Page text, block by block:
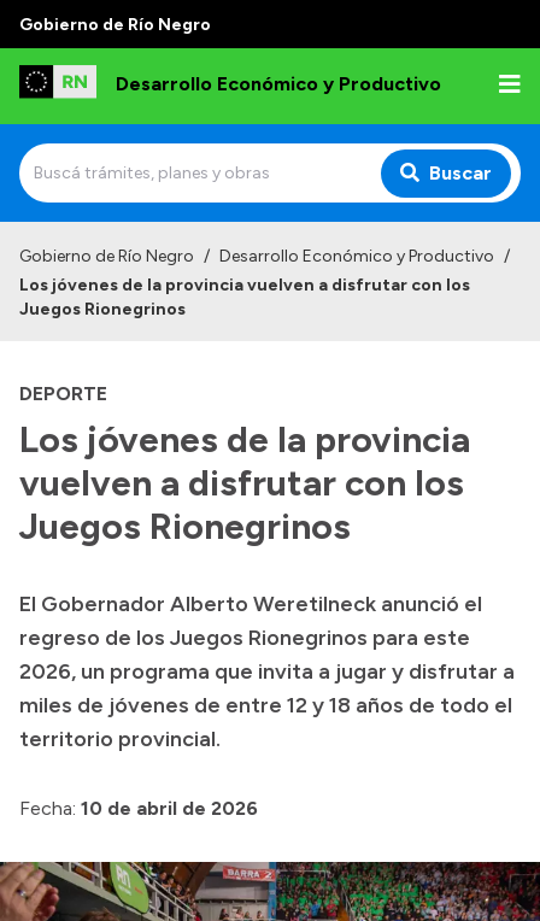
Gobierno de Río Negro
Desarrollo Económico y Productivo
Buscar
Institucional
Autoridades
Delegaciones
Normativa
Presupuesto
Boletín Oficial
Compras y licitaciones
Consulta de expedientes
Convocatorias
Intranet
Login
Gobierno de Río Negro / Desarrollo Económico y Productivo /
Los jóvenes de la provincia vuelven a disfrutar con los
Juegos Rionegrinos
DEPORTE
Los jóvenes de la provincia
vuelven a disfrutar con los
Juegos Rionegrinos
El Gobernador Alberto Weretilneck anunció el
regreso de los Juegos Rionegrinos para este
2026, un programa que invita a jugar y disfrutar a
miles de jóvenes de entre 12 y 18 años de todo el
territorio provincial.
Fecha: 10 de abril de 2026